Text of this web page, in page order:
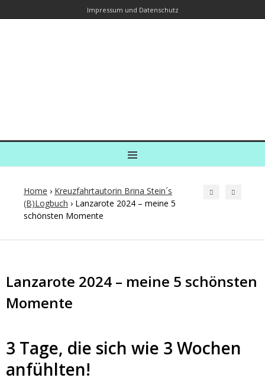
Impressum und Datenschutz
MENU
Home › Kreuzfahrtautorin Brina Stein´s
(B)Logbuch › Lanzarote 2024 – meine 5
schönsten Momente
Lanzarote 2024 – meine 5 schönsten
Momente
3 Tage, die sich wie 3 Wochen
anfühlten!